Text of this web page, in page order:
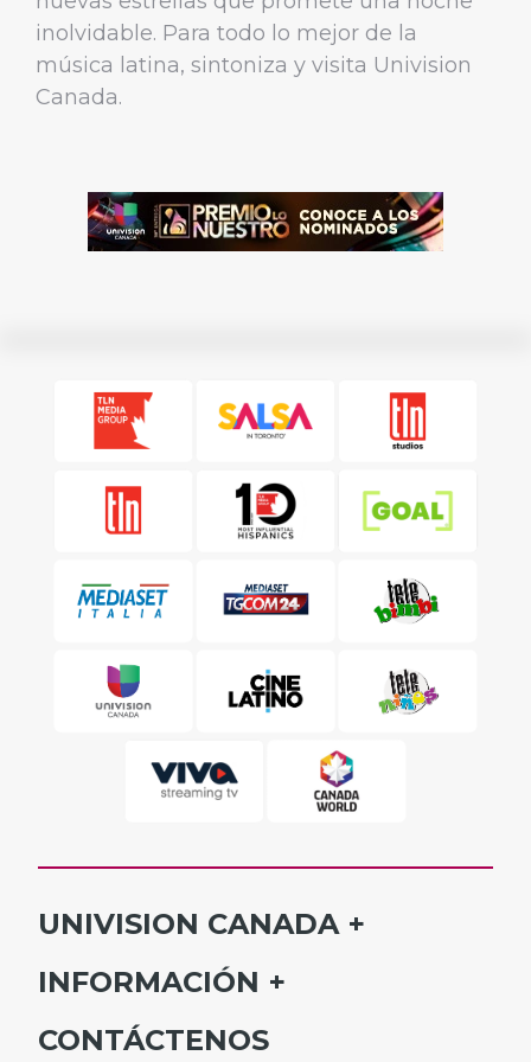
inolvidable. Para todo lo mejor de la
música latina, sintoniza y visita Univision
Canada.
UNIVISION CANADA
INICIO
PROGRAMAS
INFORMACIÓN
SUSCRÍBETE
CONTÁCTENOS